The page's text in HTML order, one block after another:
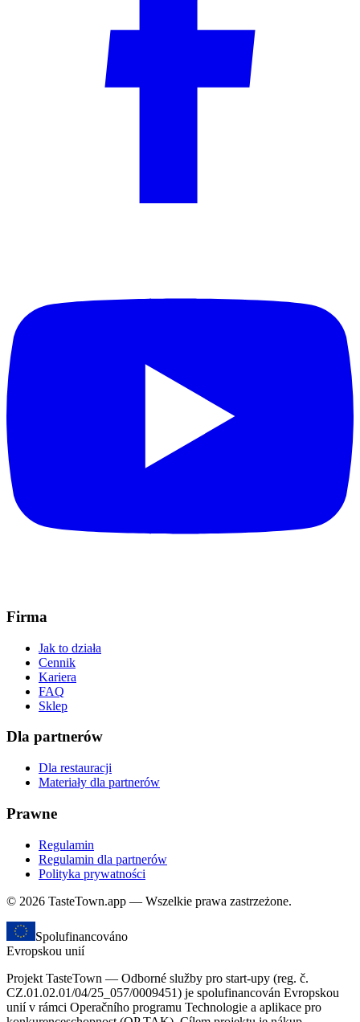
Firma
Jak to działa
Cennik
Kariera
FAQ
Sklep
Dla partnerów
Dla restauracji
Materiały dla partnerów
Prawne
Regulamin
Regulamin dla partnerów
Polityka prywatności
© 2026 TasteTown.app — Wszelkie prawa zastrzeżone.
Spolufinancováno
Evropskou unií
Projekt TasteTown — Odborné služby pro start-upy (reg. č.
CZ.01.02.01/04/25_057/0009451) je spolufinancován Evropskou
unií v rámci Operačního programu Technologie a aplikace pro